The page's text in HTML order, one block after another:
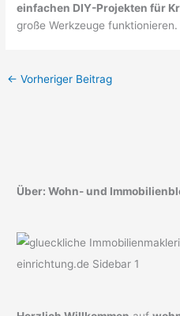
einfachen DIY-Projekten für
große Werkzeuge funktionieren.
← Vorheriger Beitrag
Über: Wohn- und